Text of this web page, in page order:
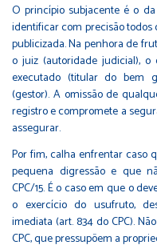
O princípio subjacente é o
identificar com precisão todos
publicizada. Na penhora de
o juiz (autoridade judicial), o
executado (titular do bem
(gestor). A omissão de
registro e compromete a
assegurar.
Por fim, calha enfrentar caso
pequena digressão e que
CPC/15. É o caso em que o
o exercício do usufruto,
imediata (art. 834 do CPC).
CPC, que pressupõem a